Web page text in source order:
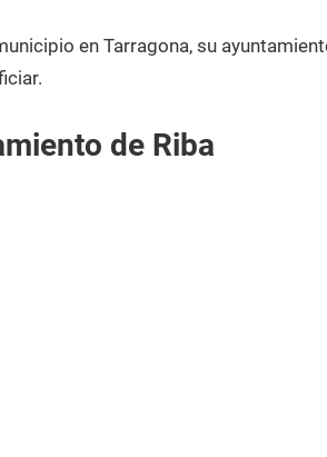
en Tarragona, su
de Riba